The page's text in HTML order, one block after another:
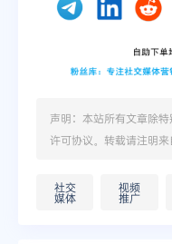
声明：本站所有文章除
许可协议。转载请注明来
社交
媒体
视频
推广